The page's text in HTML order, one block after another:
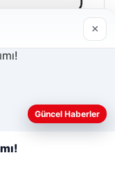
amacıyla çerezler
×
Güncel Haberler